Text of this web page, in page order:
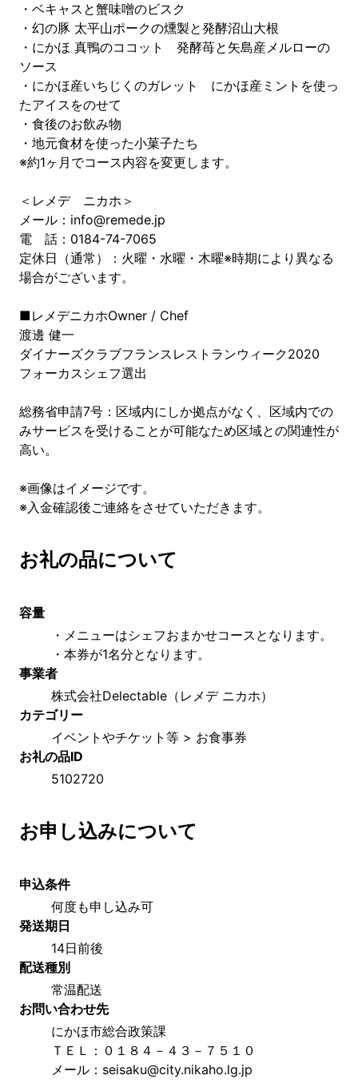
・ベキャスと蟹味噌のビスク
・幻の豚 太平山ポークの燻製と発酵沼山大根
・にかほ 真鴨のココット 発酵苺と矢島産メルローの
ソース
・にかほ産いちじくのガレット にかほ産ミントを使っ
たアイスをのせて
・食後のお飲み物
・地元食材を使った小菓子たち
※約1ヶ月でコース内容を変更します。
＜レメデ ニカホ＞
メール：info@remede.jp
電 話：0184-74-7065
定休日（通常）：火曜・水曜・木曜※時期により異なる
場合がございます。
■レメデニカホOwner / Chef
渡邊 健一
ダイナーズクラブフランスレストランウィーク2020
フォーカスシェフ選出
総務省申請7号：区域内にしか拠点がなく、区域内での
みサービスを受けることが可能なため区域との関連性が
高い。
※画像はイメージです。
※入金確認後ご連絡をさせていただきます。
お礼の品について
容量
・メニューはシェフおまかせコースとなります。
・本券が1名分となります。
事業者
株式会社Delectable（レメデ ニカホ）
カテゴリー
イベントやチケット等 > お食事券
お礼の品ID
5102720
お申し込みについて
申込条件
何度も申し込み可
発送期日
14日前後
配送種別
常温配送
お問い合わせ先
にかほ市総合政策課
ＴＥＬ：０１８４－４３－７５１０
メール：seisaku@city.nikaho.lg.jp